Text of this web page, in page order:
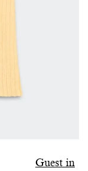
Guest in